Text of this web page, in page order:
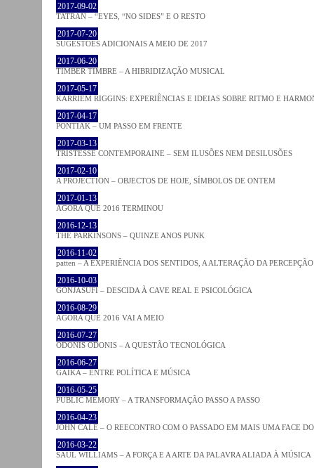
2017-09-02
TATRAN – “EYES, “NO SIDES” E O RESTO
2017-07-20
SUGESTÕES ADICIONAIS A MEIO DE 2017
2017-06-20
TIMBER TIMBRE – A HIBRIDIZAÇÃO MUSICAL
2017-05-17
KARRIEM RIGGINS: EXPERIÊNCIAS E IDEIAS SOBRE RITMO E
2017-04-17
PONTIAK – UM PASSO EM FRENTE
2017-03-13
TRISTESSE CONTEMPORAINE – SEM ILUSÕES NEM DESILUSÕES
2017-02-10
A PROJECTION – OBJECTOS DE HOJE, SÍMBOLOS DE ONTEM
2017-01-13
AGORA QUE 2016 TERMINOU
2016-12-13
THE PARKINSONS – QUINZE ANOS PUNK
2016-11-02
patten – A EXPERIÊNCIA DOS SENTIDOS, A ALTERAÇÃO DA PERCEPÇÃO
2016-10-03
GONJASUFI – DESCIDA À CAVE REAL E PSICOLÓGICA
2016-08-29
AGORA QUE 2016 VAI A MEIO
2016-07-27
ODONIS ODONIS – A QUESTÃO TECNOLÓGICA
2016-06-27
GAIKA – ENTRE POLÍTICA E MÚSICA
2016-05-25
PUBLIC MEMORY – A TRANSFORMAÇÃO PASSO A PASSO
2016-04-23
JOHN CALE – O REECONTRO COM O PASSADO EM MAIS UMA FACE
2016-03-22
SAUL WILLIAMS – A FORÇA E A ARTE DA PALAVRA ALIADA À MÚSICA